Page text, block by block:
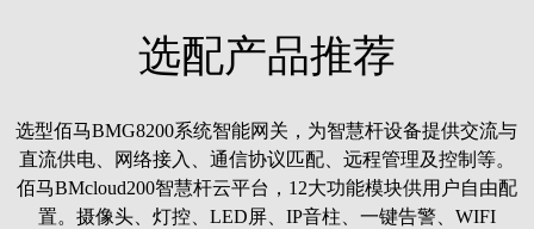
选配产品推荐
选型佰马BMG8200系统智能网关，为智慧杆设备提供交流与
直流供电、网络接入、通信协议匹配、远程管理及控制等。
佰马BMcloud200智慧杆云平台，12大功能模块供用户自由配
置。摄像头、灯控、LED屏、IP音柱、一键告警、WIFI